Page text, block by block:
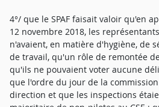
4°/ que le SPAF faisait valoir qu'en
12 novembre 2018, les
n'avaient, en matière d'hygiène, de
de travail, qu'un rôle de remontée
qu'ils ne pouvaient voter aucune
que l'ordre du jour de la
direction et que les inspections